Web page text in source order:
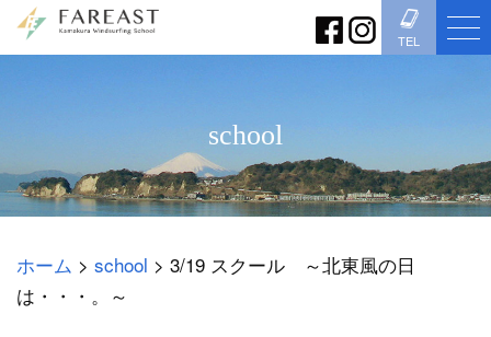
TEL
school
ホーム > school > 3/19 スクール ～北東風の日
は・・・。～